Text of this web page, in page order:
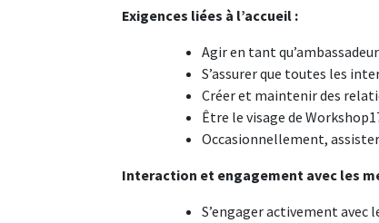
Exigences liées à l’accueil :
Agir en tant
S’assurer que toutes les
Créer et maintenir des
Être le visage de
Occasionnellement,
Interaction et engagement avec les
S’engager activement